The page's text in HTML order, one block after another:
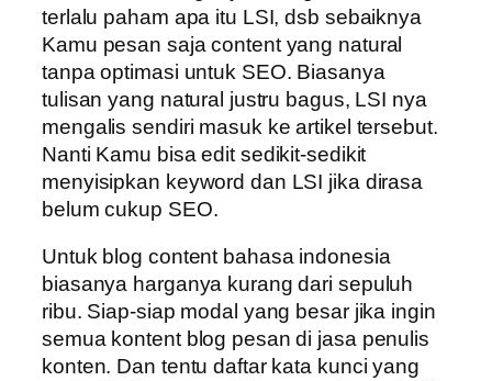
terlalu paham apa itu LSI, dsb sebaiknya
Kamu pesan saja content yang natural
tanpa optimasi untuk SEO. Biasanya
tulisan yang natural justru bagus, LSI nya
mengalis sendiri masuk ke artikel tersebut.
Nanti Kamu bisa edit sedikit-sedikit
menyisipkan keyword dan LSI jika dirasa
belum cukup SEO.
Untuk blog content bahasa indonesia
biasanya harganya kurang dari sepuluh
ribu. Siap-siap modal yang besar jika ingin
semua kontent blog pesan di jasa penulis
konten. Dan tentu daftar kata kunci yang